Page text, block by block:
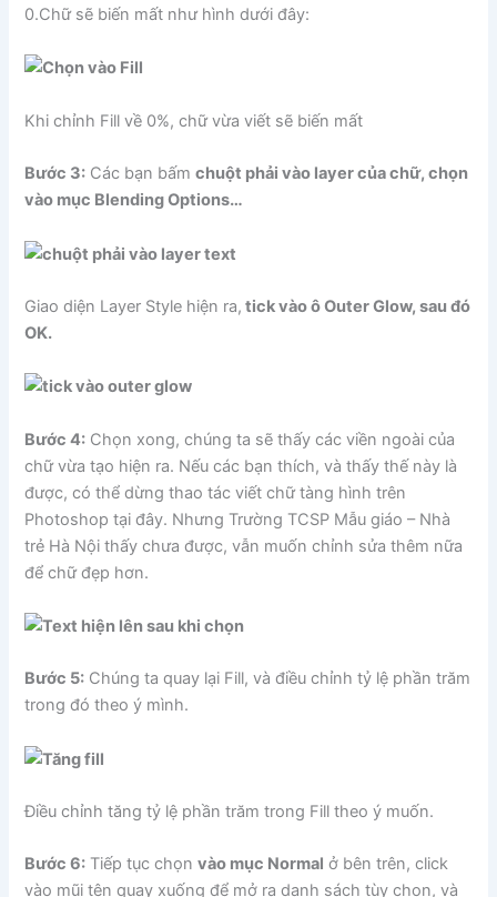
0.Chữ sẽ biến mất như hình dưới đây:
Khi chỉnh Fill về 0%, chữ vừa viết sẽ biến mất
Bước 3: Các bạn bấmchuột phải vào layer của chữ, chọn
vào mục Blending Options…
Giao diện Layer Style hiện ra, tick vào ô Outer Glow, sau đó
OK.
Bước 4: Chọn xong, chúng ta sẽ thấy các viền ngoài của
chữ vừa tạo hiện ra. Nếu các bạn thích, và thấy thế này là
được, có thể dừng thao tác viết chữ tàng hình trên
Photoshop tại đây. Nhưng Trường TCSP Mẫu giáo – Nhà
trẻ Hà Nội thấy chưa được, vẫn muốn chỉnh sửa thêm nữa
để chữ đẹp hơn.
Bước 5: Chúng ta quay lại Fill, và điều chỉnh tỷ lệ phần trăm
trong đó theo ý mình.
Điều chỉnh tăng tỷ lệ phần trăm trong Fill theo ý muốn.
Bước 6: Tiếp tục chọnvào mục Normal ở bên trên, click
vào mũi tên quay xuống để mở ra danh sách tùy chọn, và